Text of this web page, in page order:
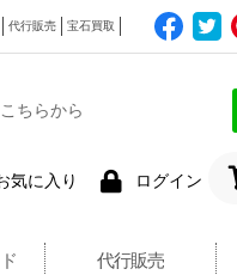
代行販売 宝石買取
ちらから
気に入り ログイン
代行販売